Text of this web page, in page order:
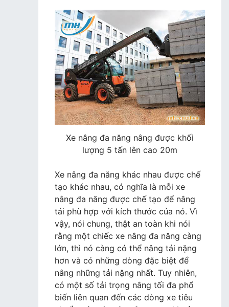
Xe nâng đa năng nâng được khối
lượng 5 tấn lên cao 20m
Xe nâng đa năng khác nhau được chế
tạo khác nhau, có nghĩa là mỗi xe
nâng đa năng được chế tạo để nâng
tải phù hợp với kích thước của nó. Vì
vậy, nói chung, thật an toàn khi nói
rằng một chiếc xe nâng đa năng càng
lớn, thì nó càng có thể nâng tải nặng
hơn và có những dòng đặc biệt để
nâng những tải nặng nhất. Tuy nhiên,
có một số tải trọng nâng tối đa phổ
biến liên quan đến các dòng xe tiêu